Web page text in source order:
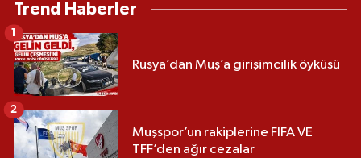
Trend Haberler
Rusya’dan Muş’a girişimcilik öyküsü
1
Muşspor’un rakiplerine FIFA VE
TFF’den ağır cezalar
2